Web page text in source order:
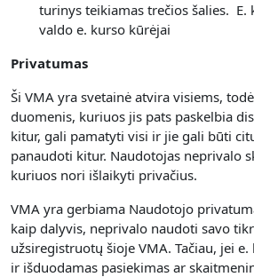
turinys teikiamas trečios šalies.
valdo e. kurso kūrėjai
Privatumas
Ši VMA yra svetainė atvira visiems,
duomenis, kuriuos jis pats paskelbia
kitur, gali pamatyti visi ir jie gali būti
panaudoti kitur. Naudotojas neprivalo
kuriuos nori išlaikyti privačius.
VMA yra gerbiama Naudotojo
kaip dalyvis, neprivalo naudoti savo
užsiregistruotų šioje VMA. Tačiau, jei
ir išduodamas pasiekimas ar